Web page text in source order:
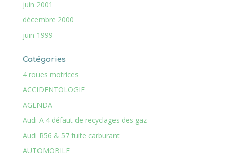
juin 2001
décembre 2000
juin 1999
Catégories
4 roues motrices
ACCIDENTOLOGIE
AGENDA
Audi A 4 défaut de recyclages des gaz
Audi R56 & 57 fuite carburant
AUTOMOBILE